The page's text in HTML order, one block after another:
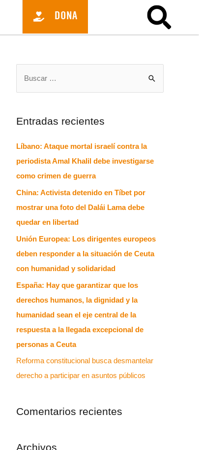
DONA
Entradas recientes
Líbano: Ataque mortal israelí contra la
periodista Amal Khalil debe investigarse
como crimen de guerra
China: Activista detenido en Tíbet por
mostrar una foto del Dalái Lama debe
quedar en libertad
Unión Europea: Los dirigentes europeos
deben responder a la situación de Ceuta
con humanidad y solidaridad
España: Hay que garantizar que los
derechos humanos, la dignidad y la
humanidad sean el eje central de la
respuesta a la llegada excepcional de
personas a Ceuta
Reforma constitucional busca desmantelar
derecho a participar en asuntos públicos
Comentarios recientes
Archivos